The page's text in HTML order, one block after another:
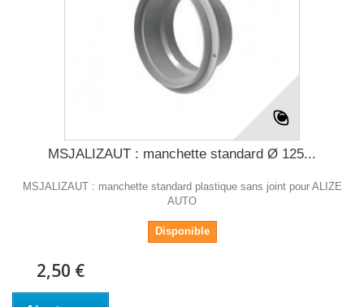
MSJALIZAUT : manchette standard Ø 125...
MSJALIZAUT : manchette standard plastique sans joint pour ALIZE
AUTO
Disponible
2,50 €